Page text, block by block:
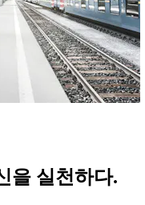
을 실천하다.